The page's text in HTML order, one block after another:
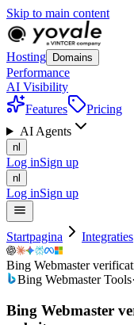
Skip to main content
Hosting Domains
Performance
AI Visibility
Features
Pricing
AI Agents
nl
Log inSign up
nl
Log inSign up
Startpagina Integraties
Bing Webmaster
Bing Webmaster Tools·
Bing Webmaster